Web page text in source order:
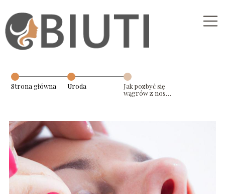
Strona główna Uroda
Jak pozbyć się
wągrów z nosa